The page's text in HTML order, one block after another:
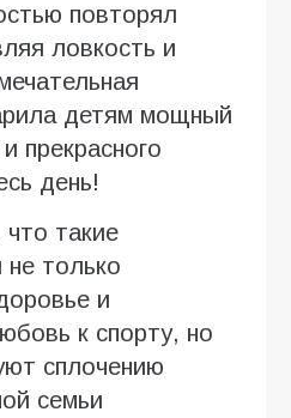
повторял
ловкость и
детям мощный
прекрасного
день!
такие
не только
и
к спорту, но
сплочению
семьи